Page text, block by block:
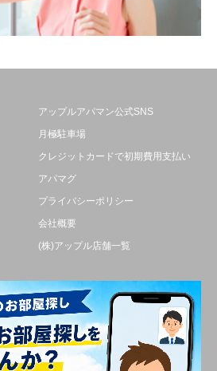
アップルアパマン公式SNS
月極駐車場
クレジットカードで初期費用支払い
アパマグ
プライバシーポリシー
会社概要
(株)アップル店舗一覧